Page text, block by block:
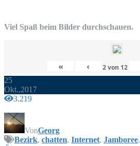
Viel Spaß beim Bil­der durchschauen.
« ‹ 2von 12
25
Okt.,2017
3.219
VonGeorg
Bezirk, chatten, Internet, Jamboree,